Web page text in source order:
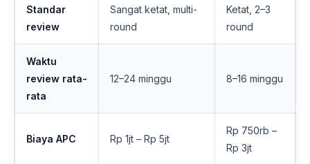
Standar
review
Sangat ketat, multi-
round
Ketat, 2–3
round
Waktu
review rata-
rata
12–24 minggu 8–16 minggu
Biaya APC Rp 1jt – Rp 5jt
Rp 750rb –
Rp 3jt